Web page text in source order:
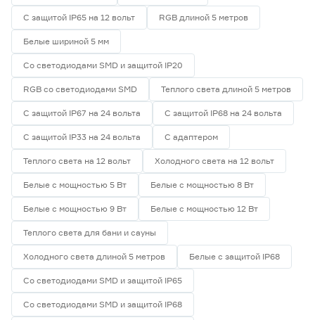
С защитой IP65 на 12 вольт RGB длиной 5 метров
Белые шириной 5 мм
Со светодиодами SMD и защитой IP20
RGB со светодиодами SMD Теплого света длиной 5 метров
С защитой IP67 на 24 вольта С защитой IP68 на 24 вольта
С защитой IP33 на 24 вольта С адаптером
Теплого света на 12 вольт Холодного света на 12 вольт
Белые с мощностью 5 Вт Белые с мощностью 8 Вт
Белые с мощностью 9 Вт Белые с мощностью 12 Вт
Теплого света для бани и сауны
Холодного света длиной 5 метров Белые с защитой IP68
Со светодиодами SMD и защитой IP65
Со светодиодами SMD и защитой IP68